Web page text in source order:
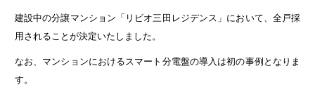
カタログ・ソフトダウンロード
お問い合わせ
建設中の分譲マンション「リビオ三田レジデンス」において、全戸採
用されることが決定いたしました。
なお、マンションにおけるスマート分電盤の導入は初の事例となりま
す。